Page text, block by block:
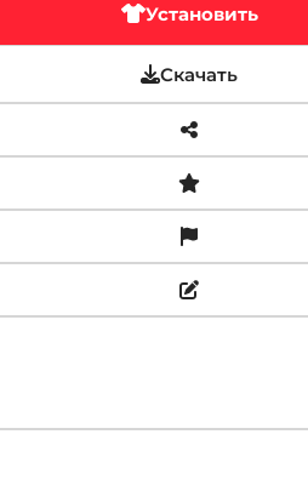
Установить
Скачать